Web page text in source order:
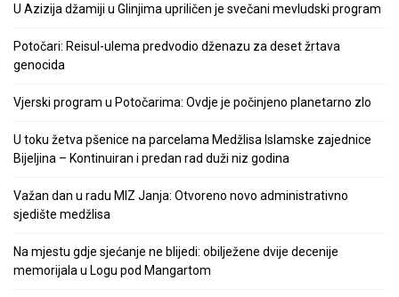
U Azizija džamiji u Glinjima upriličen je svečani mevludski program
Potočari: Reisul-ulema predvodio dženazu za deset žrtava
genocida
Vjerski program u Potočarima: Ovdje je počinjeno planetarno zlo
U toku žetva pšenice na parcelama Medžlisa Islamske zajednice
Bijeljina – Kontinuiran i predan rad duži niz godina
Važan dan u radu MIZ Janja: Otvoreno novo administrativno
sjedište medžlisa
Na mjestu gdje sjećanje ne blijedi: obilježene dvije decenije
memorijala u Logu pod Mangartom